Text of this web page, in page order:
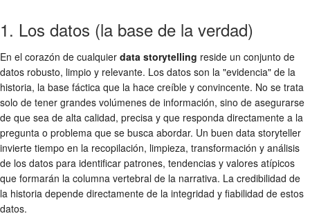
1. Los datos (la base de la verdad)
En el corazón de cualquier data storytelling reside un conjunto de
datos robusto, limpio y relevante. Los datos son la "evidencia" de la
historia, la base fáctica que la hace creíble y convincente. No se trata
solo de tener grandes volúmenes de información, sino de asegurarse
de que sea de alta calidad, precisa y que responda directamente a la
pregunta o problema que se busca abordar. Un buen data storyteller
invierte tiempo en la recopilación, limpieza, transformación y análisis
de los datos para identificar patrones, tendencias y valores atípicos
que formarán la columna vertebral de la narrativa. La credibilidad de
la historia depende directamente de la integridad y fiabilidad de estos
datos.